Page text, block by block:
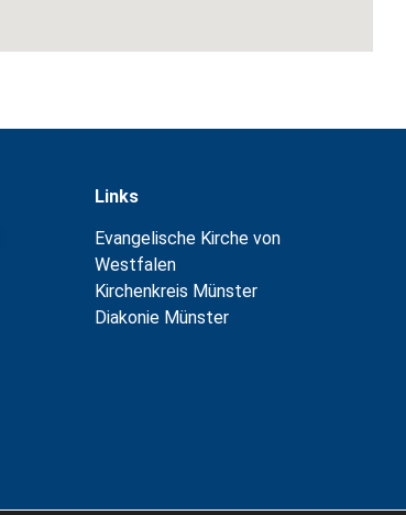
Links
Evangelische Kirche von
Westfalen
Kirchenkreis Münster
Diakonie Münster